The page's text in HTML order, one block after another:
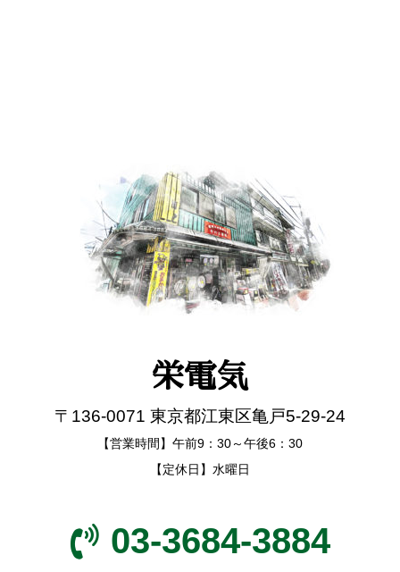
栄電気
〒136-0071 東京都江東区亀戸5-29-24
【営業時間】午前9：30～午後6：30
【定休日】水曜日
03-3684-3884